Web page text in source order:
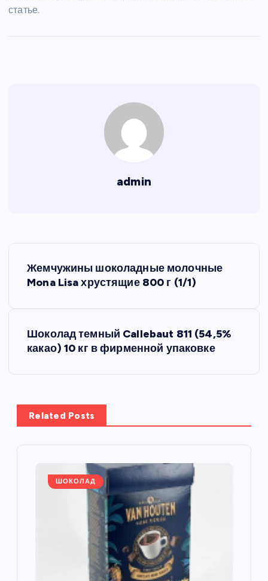
статье.
admin
а
ц
Жемчужины шоколадные молочные
Mona Lisa хрустящие 800 г (1/1)
Шоколад темный Callebaut 811 (54,5%
какао) 10 кг в фирменной упаковке
Related Posts
ШОКОЛАД